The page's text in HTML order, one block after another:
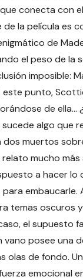
conecta con
la película es
de
el peso de
imposible:
este punto,
de
algo que
dos muertos
mucho
a hacer lo
temas oscuros
el supuesto
posee una
olas de fondo.
emocional